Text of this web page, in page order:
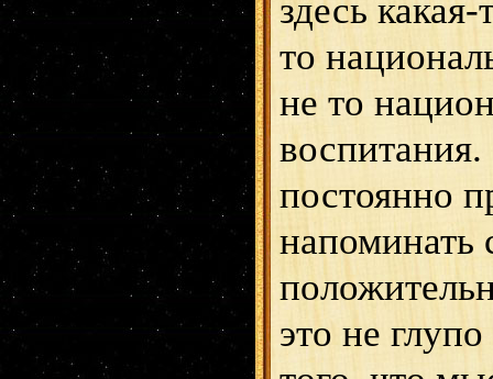
здесь
то
не то
постоянно
напоминать
это не